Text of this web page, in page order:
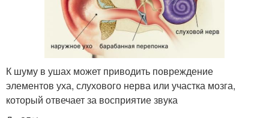
К шуму в ушах может приводить повреждение
элементов уха, слухового нерва или участка мозга,
который отвечает за восприятие звука